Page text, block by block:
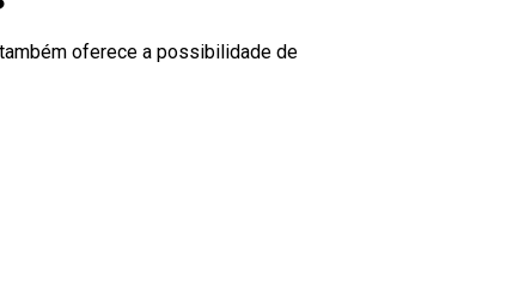
oferece a possibilidade de